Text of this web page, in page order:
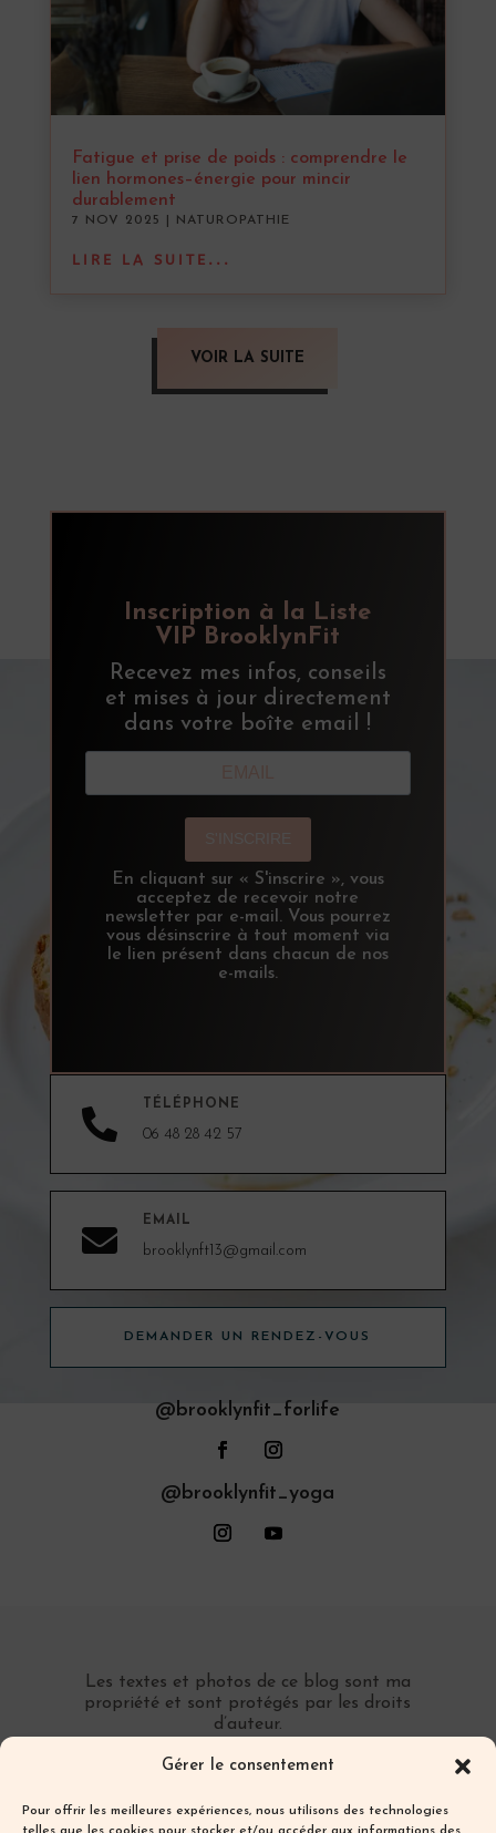
Gérer le consentement
Pour offrir les meilleures expériences, nous utilisons des technologies
Fatigue et prise de poids : comprendre le
lien hormones–énergie pour mincir
durablement
7 NOV 2025 NATUROPATHIE
LIRE LA SUITE...
VOIR LA SUITE
Inscription à la Liste
VIP BrooklynFit
Recevez mes infos, conseils
et mises à jour directement
dans votre boîte email !
En cliquant sur « S'inscrire », vous
acceptez de recevoir notre
newsletter par e-mail. Vous pourrez
vous désinscrire à tout moment via
le lien présent dans chacun de nos
e-mails.

TÉLÉPHONE
06 48 28 42 57

EMAIL
brooklynft13@gmail.com
DEMANDER UN RENDEZ-VOUS
@brooklynfit_forlife
@brooklynfit_yoga
Les textes et photos de ce blog sont ma
propriété et sont protégés par les droits
d’auteur.
Toute reproduction partielle ou totale sans